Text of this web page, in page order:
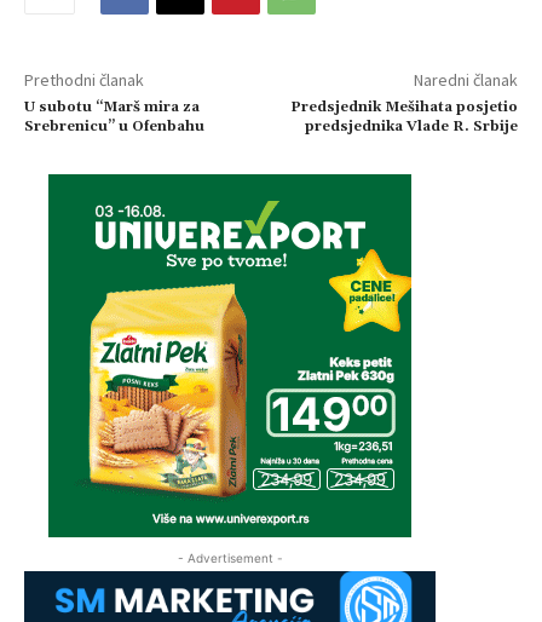
Prethodni članak
U subotu “Marš mira za
Srebrenicu” u Ofenbahu
Naredni članak
Predsjednik Mešihata posjetio
predsjednika Vlade R. Srbije
- Advertisement -